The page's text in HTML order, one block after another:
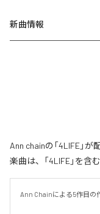
新曲情報
Ann chainの「4LIFE」
楽曲は、「4LIFE」を含
Ann Chainによる5作目の作